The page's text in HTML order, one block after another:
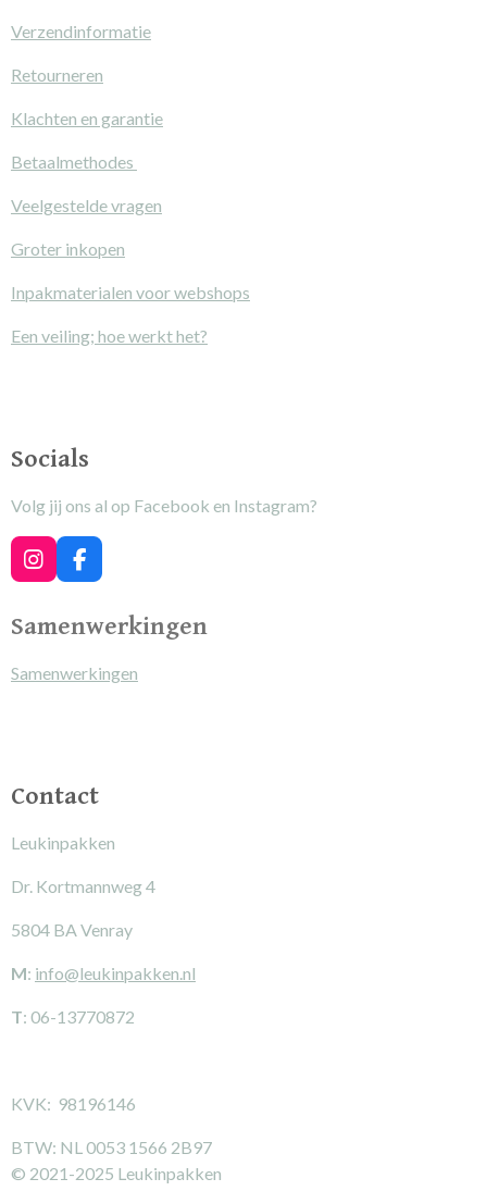
Verzendinformatie
Retourneren
Klachten en garantie
Betaalmethodes
Veelgestelde vragen
Groter inkopen
Inpakmaterialen voor webshops
Een veiling; hoe werkt het?
Socials
Volg jij ons al op Facebook en Instagram?
I
n
t
g
F
a
e
o
Samenwerkingen
Samenwerkingen
Contact
Leukinpakken
Dr. Kortmannweg 4
5804 BA Venray
M: info@leukinpakken.nl
T: 06-13770872
KVK: 98196146
BTW: NL 0053 1566 2B97
© 2021-2025 Leukinpakken